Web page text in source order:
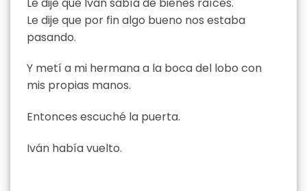
Le dije que por fin algo bueno nos estaba
pasando.
Y metí a mi hermana a la boca del lobo con
mis propias manos.
Entonces escuché la puerta.
Iván había vuelto.